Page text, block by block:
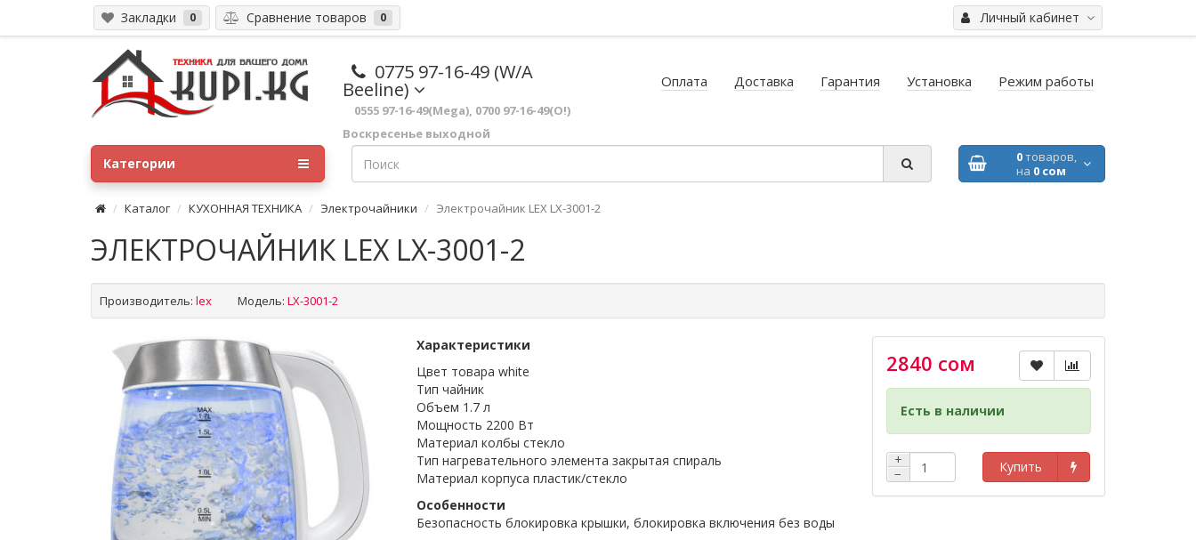
Личный кабинет
Закладки 0 Сравнение товаров 0
0775 97-16-49 (W/A
Beeline)
0555 97-16-49(Mega), 0700 97-16-49(O!)
Воскресенье выходной
Оплата Доставка Гарантия Установка Режим работы
0товаров,
на 0 сом
Категории
Каталог КУХОННАЯ ТЕХНИКА Электрочайники Электрочайник LEX LX-3001-2
ЭЛЕКТРОЧАЙНИК LEX LX-3001-2
Производитель: lex Модель: LX-3001-2
Характеристики
Цвет товара white
Тип чайник
Объем 1.7 л
Мощность 2200 Вт
Материал колбы стекло
Тип нагревательного элемента закрытая спираль
Материал корпуса пластик/стекло
Особенности
Безопасность блокировка крышки, блокировка включения без воды
2840 сом
Есть в наличии
+
−
Купить